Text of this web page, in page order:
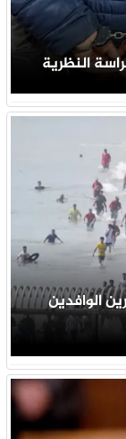
النظرية
الوافدين